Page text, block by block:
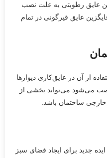
عایق رطوبتی به علت نصب
عایق قیرگونی در تمام
از آن در عایق‌کاری دیوارها
می‌شود می‌تواند بخشی از
ساختمان باشد.
جدید برای ایجاد فضای سبز